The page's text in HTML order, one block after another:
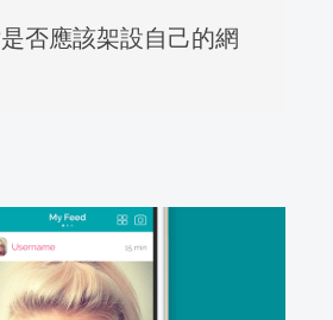
否應該架設自己的網